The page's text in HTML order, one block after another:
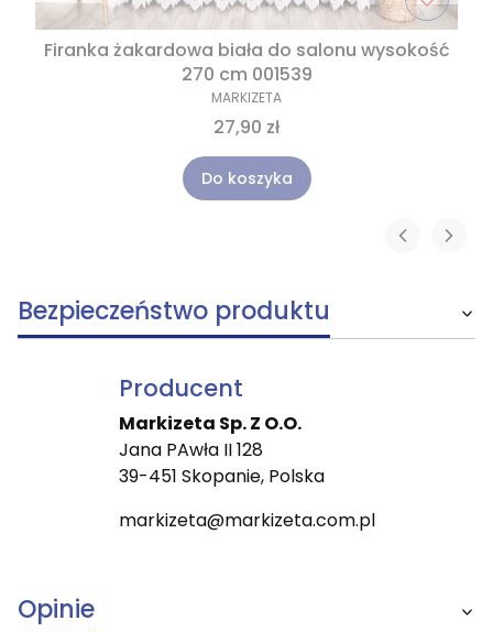
Firanka żakardowa biała do salonu wysokość
270 cm 001539
MARKIZETA
27,90 zł
Do koszyka
Bezpieczeństwo produktu
Producent
Markizeta Sp. Z O.O.
Jana PAwła II 128
39-451 Skopanie, Polska
markizeta@markizeta.com.pl
Opinie